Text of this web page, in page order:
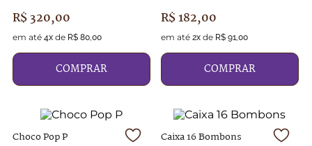
R$320,00
em até 4xde R$ 80,00
COMPRAR
R$ 182,00
em até 2xde R$ 91,00
COMPRAR
Choco Pop P Caixa 16 Bombons